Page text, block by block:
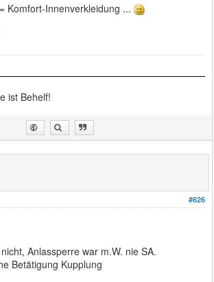
Komfort-Innenverkleidung ...
ist Behelf!
#626
Anlassperre war m.W. nie SA.
Betätigung Kupplung